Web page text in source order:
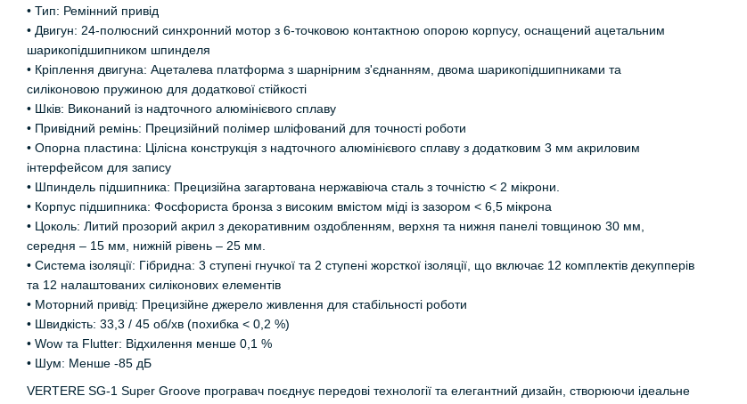
• Тип: Ремінний привід
• Двигун: 24-полюсний синхронний мотор з 6-точковою контактною опорою корпусу, оснащений ацетальним
шарикопідшипником шпинделя
• Кріплення двигуна: Ацеталева платформа з шарнірним з'єднанням, двома шарикопідшипниками та
силіконовою пружиною для додаткової стійкості
• Шків: Виконаний із надточного алюмінієвого сплаву
• Привідний ремінь: Прецизійний полімер шліфований для точності роботи
• Опорна пластина: Цілісна конструкція з надточного алюмінієвого сплаву з додатковим 3 мм акриловим
інтерфейсом для запису
• Шпиндель підшипника: Прецизійна загартована нержавіюча сталь з точністю < 2 мікрони.
• Корпус підшипника: Фосфориста бронза з високим вмістом міді із зазором < 6,5 мікрона
• Цоколь: Литий прозорий акрил з декоративним оздобленням, верхня та нижня панелі товщиною 30 мм,
середня – 15 мм, нижній рівень – 25 мм.
• Система ізоляції: Гібридна: 3 ступені гнучкої та 2 ступені жорсткої ізоляції, що включає 12 комплектів декупперів
та 12 налаштованих силіконових елементів
• Моторний привід: Прецизійне джерело живлення для стабільності роботи
• Швидкість: 33,3 / 45 об/хв (похибка < 0,2 %)
• Wow та Flutter: Відхилення менше 0,1 %
• Шум: Менше -85 дБ
VERTERE SG-1 Super Groove програвач поєднує передові технології та елегантний дизайн, створюючи ідеальне